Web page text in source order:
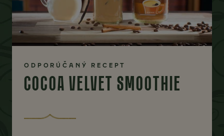
ODPORÚČANÝ RECEPT
COCOA VELVET SMOOTHIE